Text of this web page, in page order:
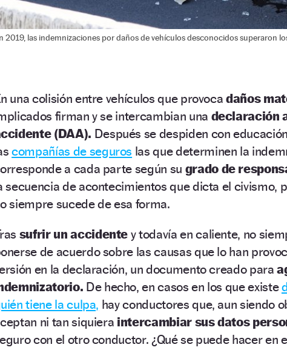
2019, las indemnizaciones por daños de vehículos desconocidos superaron
una colisión entre vehículos que provocadaños
firman y se intercambian una declaración
(DAA). Después se despiden con
compañías de seguros las que determinen la
a cada parte según su grado de
secuencia de acontecimientos que dicta el civismo,
siempre sucede de esa forma.
sufrir un accidente y todavía en caliente, no
de acuerdo sobre las causas que lo han
en la declaración, un documento creado para
De hecho, en casos en los que existe
tiene la culpa, hay conductores que, aun siendo
ni tan siquiera intercambiar sus datos
con el otro conductor. ¿Qué se puede hacer en